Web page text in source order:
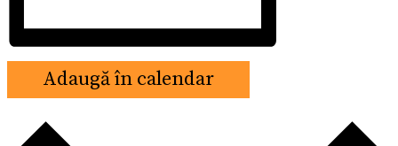
Adaugă în calendar